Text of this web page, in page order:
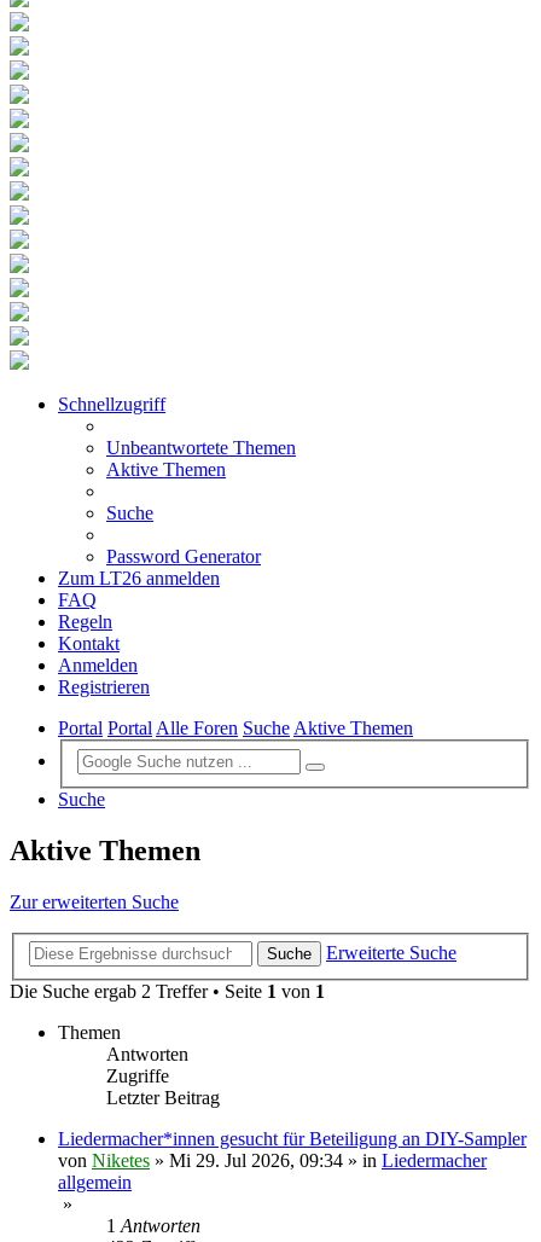
Schnellzugriff
Unbeantwortete Themen
Aktive Themen
Suche
Password Generator
Zum LT26 anmelden
FAQ
Regeln
Kontakt
Anmelden
Registrieren
Portal PortalAlle Foren SucheAktive Themen
Suche
Aktive Themen
Zur erweiterten Suche
Suche
Erweiterte Suche
Die Suche ergab 2 Treffer • Seite 1 von 1
Themen
Antworten
Zugriffe
Letzter Beitrag
Liedermacher*innen gesucht für Beteiligung an DIY-Sampler
von Niketes » Mi 29. Jul 2026, 09:34 » in Liedermacher
allgemein
»
1Antworten